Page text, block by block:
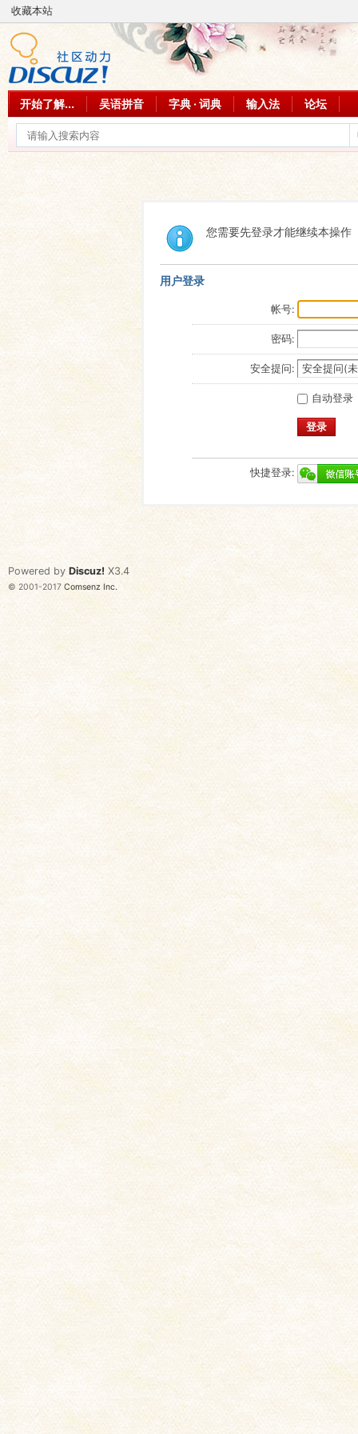
收藏本站
开始了解... 吴语拼音 字典 · 词典 输入法 论坛
您需要先登录才能继续本操作
用户登录
帐号:
密码:
安全提问:
自动登录
登录
快捷登录:
Powered by Discuz! X3.4
© 2001-2017 Comsenz Inc.